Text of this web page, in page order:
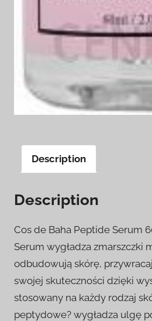
Description
Description
Cos de Baha Peptide Serum
Serum wygładza zmarszczki
odbudowują skórę,
swojej skuteczności dzięki
stosowany na każdy rodzaj
peptydowe? wygładza ulgę